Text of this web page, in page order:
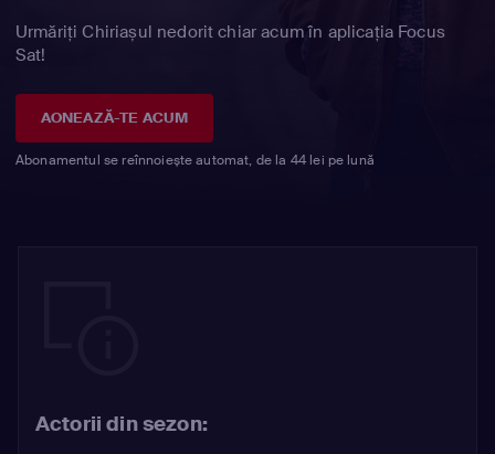
Urmăriți Chiriașul nedorit chiar acum în aplicația Focus
Sat!
AONEAZĂ-TE ACUM
Abonamentul se reînnoiește automat, de la 44 lei pe lună
Actorii din sezon: